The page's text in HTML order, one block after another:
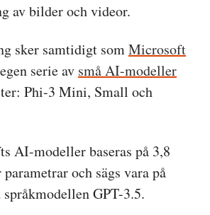
av bilder och videor.
sker samtidigt somMicrosoft
serie av små AI-modeller
Phi-3 Mini, Small och
AI-modeller baseras på 3,8
och sägs vara på
GPT-3.5.